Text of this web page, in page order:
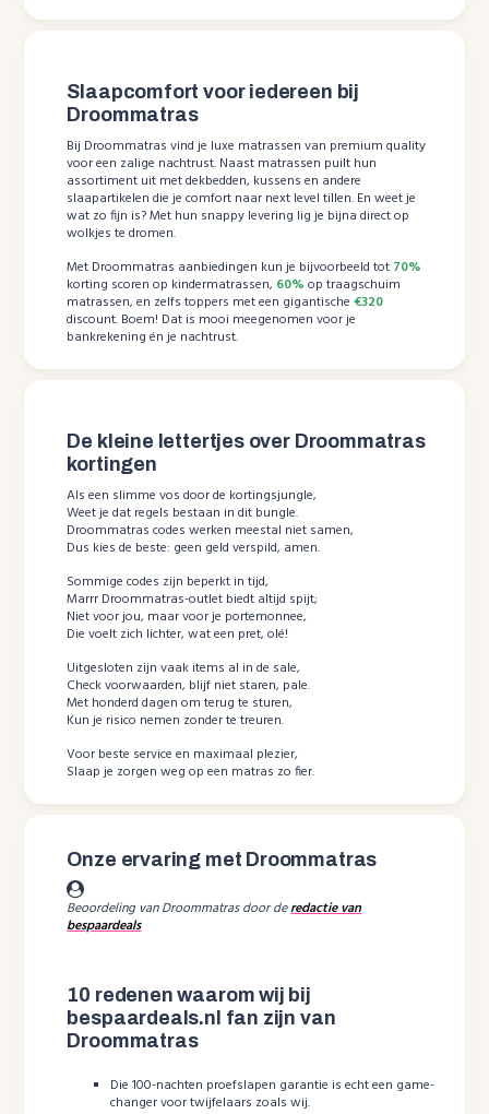
Slaapcomfort voor iedereen bij
Droommatras
Bij Droommatras vind je luxe matrassen van premium quality
voor een zalige nachtrust. Naast matrassen puilt hun
assortiment uit met dekbedden, kussens en andere
slaapartikelen die je comfort naar next level tillen. En weet je
wat zo fijn is? Met hun snappy levering lig je bijna direct op
wolkjes te dromen.
Met Droommatras aanbiedingen kun je bijvoorbeeld tot 70%
korting scoren op kindermatrassen, 60% op traagschuim
matrassen, en zelfs toppers met een gigantische€320
discount. Boem! Dat is mooi meegenomen voor je
bankrekening én je nachtrust.
De kleine lettertjes over Droommatras
kortingen
Als een slimme vos door de kortingsjungle,
Weet je dat regels bestaan in dit bungle.
Droommatras codes werken meestal niet samen,
Dus kies de beste: geen geld verspild, amen.
Sommige codes zijn beperkt in tijd,
Marrr Droommatras-outlet biedt altijd spijt;
Niet voor jou, maar voor je portemonnee,
Die voelt zich lichter, wat een pret, olé!
Uitgesloten zijn vaak items al in de sale,
Check voorwaarden, blijf niet staren, pale.
Met honderd dagen om terug te sturen,
Kun je risico nemen zonder te treuren.
Voor beste service en maximaal plezier,
Slaap je zorgen weg op een matras zo fier.
Onze ervaring met Droommatras
Beoordeling van Droommatras door deredactie van
bespaardeals
10 redenen waarom wij bij
bespaardeals.nl fan zijn van
Droommatras
Die 100-nachten proefslapen garantie is echt een game-
changer voor twijfelaars zoals wij.